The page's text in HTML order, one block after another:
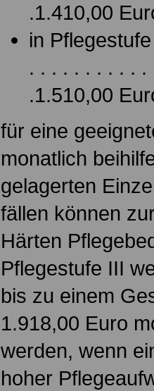
.1.410,00
in
. . . . . . . . . .
.1.510,00
für eine
monatlich
gelagerten
fällen können
Härten
Pflegestufe III
bis zu einem
1.918,00 Euro
werden, wenn
hoher